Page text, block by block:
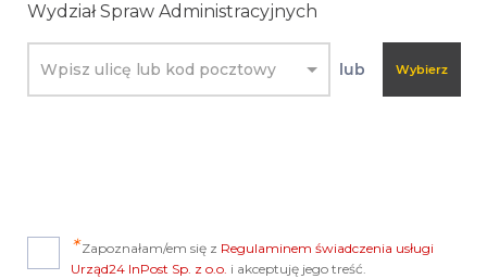
Wydział Spraw Administracyjnych
Wpisz ulicę lub kod pocztowy lub Wybierz
* Zapoznałam/em się z Regulaminem świadczenia usługi
Urząd24 InPost Sp. z o.o. i akceptuję jego treść.